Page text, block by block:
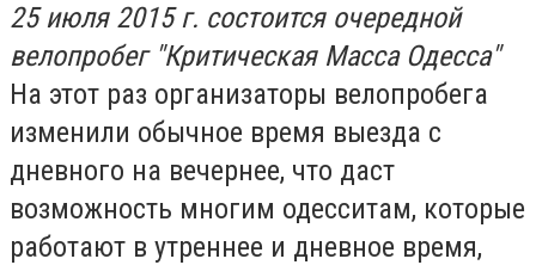
25 июля 2015 г. состоится очередной
велопробег "Критическая Масса Одесса"
На этот раз организаторы велопробега
изменили обычное время выезда с
дневного на вечернее, что даст
возможность многим одесситам, которые
работают в утреннее и дневное время,